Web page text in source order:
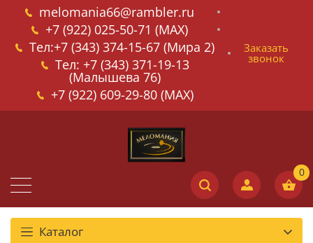
melomania66@rambler.ru
+7 (922) 025-50-71 (MAX)
Тел:+7 (343) 374-15-67 (Мира 2)
Тел: +7 (343) 371-19-13
(Малышева 76)
+7 (922) 609-29-80 (MAX)
Заказать
звонок
Каталог